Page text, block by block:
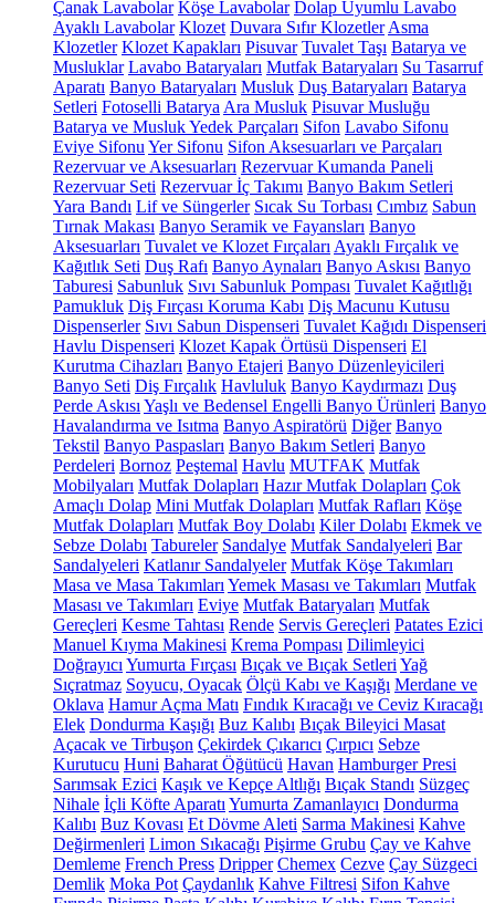
Çanak Lavabolar Köşe Lavabolar Dolap Uyumlu Lavabo
Ayaklı Lavabolar Klozet Duvara Sıfır Klozetler Asma
Klozetler Klozet Kapakları Pisuvar Tuvalet Taşı Batarya ve
Musluklar Lavabo Bataryaları Mutfak Bataryaları Su Tasarruf
Aparatı Banyo Bataryaları Musluk Duş Bataryaları Batarya
Setleri Fotoselli Batarya Ara Musluk Pisuvar Musluğu
Batarya ve Musluk Yedek Parçaları Sifon Lavabo Sifonu
Eviye Sifonu Yer Sifonu Sifon Aksesuarları ve Parçaları
Rezervuar ve Aksesuarları Rezervuar Kumanda Paneli
Rezervuar Seti Rezervuar İç Takımı Banyo Bakım Setleri
Yara Bandı Lif ve Süngerler Sıcak Su Torbası Cımbız Sabun
Tırnak Makası Banyo Seramik ve Fayansları Banyo
Aksesuarları Tuvalet ve Klozet Fırçaları Ayaklı Fırçalık ve
Kağıtlık Seti Duş Rafı Banyo Aynaları Banyo Askısı Banyo
Taburesi Sabunluk Sıvı Sabunluk Pompası Tuvalet Kağıtlığı
Pamukluk Diş Fırçası Koruma Kabı Diş Macunu Kutusu
Dispenserler Sıvı Sabun Dispenseri Tuvalet Kağıdı Dispenseri
Havlu Dispenseri Klozet Kapak Örtüsü Dispenseri El
Kurutma Cihazları Banyo Etajeri Banyo Düzenleyicileri
Banyo Seti Diş Fırçalık Havluluk Banyo Kaydırmazı Duş
Perde Askısı Yaşlı ve Bedensel Engelli Banyo Ürünleri Banyo
Havalandırma ve Isıtma Banyo Aspiratörü Diğer Banyo
Tekstil Banyo Paspasları Banyo Bakım Setleri Banyo
Perdeleri Bornoz Peştemal Havlu MUTFAK Mutfak
Mobilyaları Mutfak Dolapları Hazır Mutfak Dolapları Çok
Amaçlı Dolap Mini Mutfak Dolapları Mutfak Rafları Köşe
Mutfak Dolapları Mutfak Boy Dolabı Kiler Dolabı Ekmek ve
Sebze Dolabı Tabureler Sandalye Mutfak Sandalyeleri Bar
Sandalyeleri Katlanır Sandalyeler Mutfak Köşe Takımları
Masa ve Masa Takımları Yemek Masası ve Takımları Mutfak
Masası ve Takımları Eviye Mutfak Bataryaları Mutfak
Gereçleri Kesme Tahtası Rende Servis Gereçleri Patates Ezici
Manuel Kıyma Makinesi Krema Pompası Dilimleyici
Doğrayıcı Yumurta Fırçası Bıçak ve Bıçak Setleri Yağ
Sıçratmaz Soyucu, Oyacak Ölçü Kabı ve Kaşığı Merdane ve
Oklava Hamur Açma Matı Fındık Kıracağı ve Ceviz Kıracağı
Elek Dondurma Kaşığı Buz Kalıbı Bıçak Bileyici Masat
Açacak ve Tirbuşon Çekirdek Çıkarıcı Çırpıcı Sebze
Kurutucu Huni Baharat Öğütücü Havan Hamburger Presi
Sarımsak Ezici Kaşık ve Kepçe Altlığı Bıçak Standı Süzgeç
Nihale İçli Köfte Aparatı Yumurta Zamanlayıcı Dondurma
Kalıbı Buz Kovası Et Dövme Aleti Sarma Makinesi Kahve
Değirmenleri Limon Sıkacağı Pişirme Grubu Çay ve Kahve
Demleme French Press Dripper Chemex Cezve Çay Süzgeci
Demlik Moka Pot Çaydanlık Kahve Filtresi Sifon Kahve